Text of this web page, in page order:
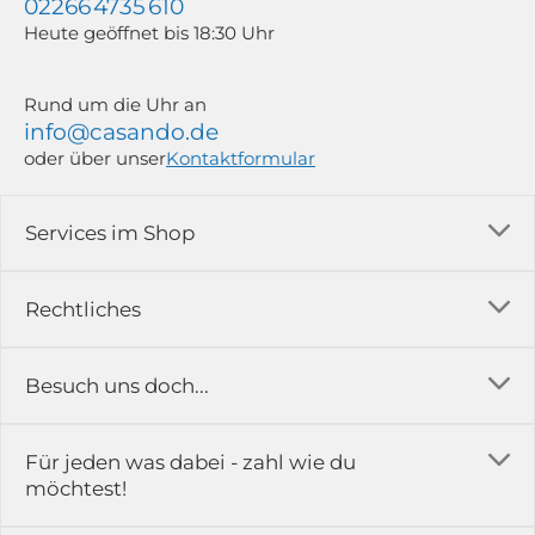
Rechtliches
Impressum
Rückgabe & Reklamation
Services im Shop
Versandkosten
Erfahrungsberichte & Bewertungen
Kontakt
Besuch uns doch...
in der Ausstellung...
02266 4735 610
Heute geöffnet bis 18:30 Uhr
Rund um die Uhr an
info@casando.de
oder über unserKontaktformular
Für jeden was dabei - zahl wie du
möchtest!